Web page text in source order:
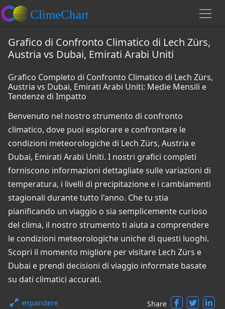
Grafico di Confronto Climatico di Lech Zürs,
Austria vs Dubai, Emirati Arabi Uniti
Grafico Completo di Confronto Climatico di Lech Zürs,
Austria vs Dubai, Emirati Arabi Uniti: Medie Mensili e
Tendenze di Impatto
Benvenuto nel nostro strumento di confronto
climatico, dove puoi esplorare e confrontare le
condizioni meteorologiche di Lech Zürs, Austria e
Dubai, Emirati Arabi Uniti. I nostri grafici completi
forniscono informazioni dettagliate sulle variazioni di
temperatura, i livelli di precipitazione e i cambiamenti
stagionali durante tutto l'anno. Che tu stia
pianificando un viaggio o sia semplicemente curioso
del clima, il nostro strumento ti aiuta a comprendere
le condizioni meteorologiche uniche di questi luoghi.
Scopri il momento migliore per visitare Lech Zürs e
Dubai e prendi decisioni di viaggio informate basate
su dati climatici accurati.
espandere Share